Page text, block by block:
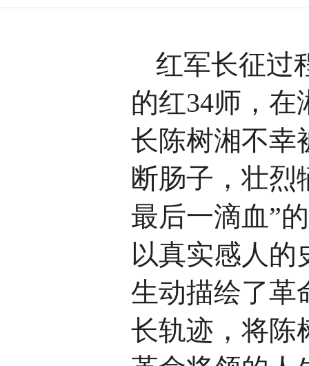
红军长征过
的红34师，
长陈树湘不幸
断肠子，壮烈
最后一滴血”
以真实感人的
生动描绘了革
长轨迹， 将陈